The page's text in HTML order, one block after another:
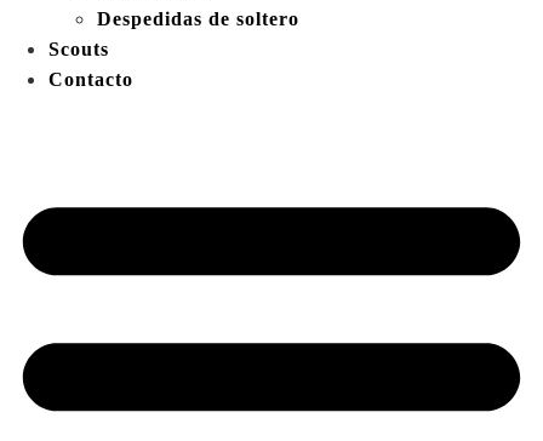
Despedidas de soltero
Scouts
Contacto